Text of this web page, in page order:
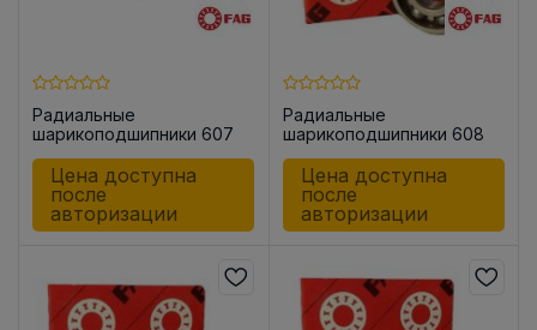
Радиальные
шарикоподшипники 607
Цена доступна
после
авторизации
Радиальные
шарикоподшипники 608
Цена доступна
после
авторизации